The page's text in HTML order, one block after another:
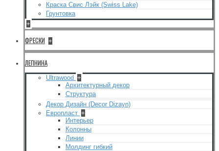
Краска Свис Лэйк (Swiss Lake)
Грунтовка
+
ФРЕСКИ +
ЛЕПНИНА
Ultrawood +
Архитектурный декор
Структура
Декор Дизайн (Decor Dizayn)
Европласт +
Интерьер
Колонны
Линии
Молдинг гибкий